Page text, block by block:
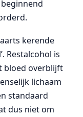
kerende
Restalcohol is
bloed overblijft
lichaam
standaard
dus niet om